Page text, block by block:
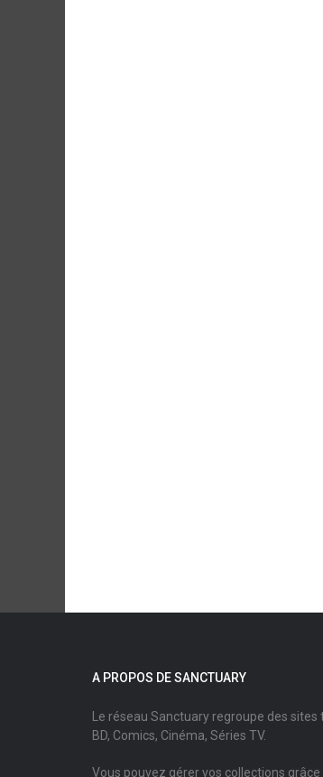
A PROPOS DE SANCTUARY
Le réseau Sanctuary regroupe des
BD, Comics, Cinéma, Séries TV.
Vous pouvez gérer vos collections grâce